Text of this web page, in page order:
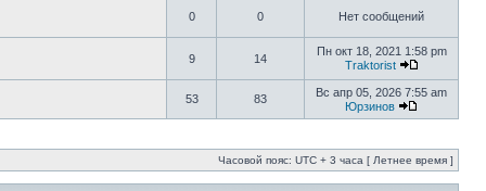
0 0 Нет сообщений
9 14
Пн окт 18, 2021 1:58 pm
Traktorist
53 83
Вс апр 05, 2026 7:55 am
Юрзинов
Часовой пояс: UTC + 3 часа [ Летнее время ]